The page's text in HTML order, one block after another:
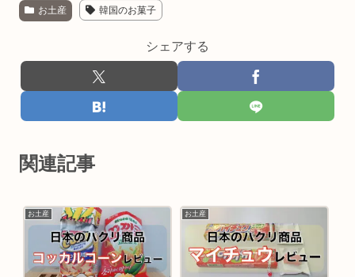
お土産 韓国のお菓子
シェアする
関連記事
お土産 お土産